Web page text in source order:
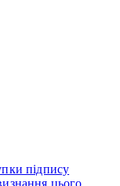
підпису
цього